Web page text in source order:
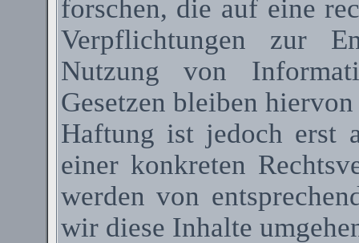
forschen, die auf eine
Verpflichtungen zur
Nutzung von
Gesetzen bleiben
Haftung ist jedoch erst
einer konkreten
werden von
wir diese Inhalte